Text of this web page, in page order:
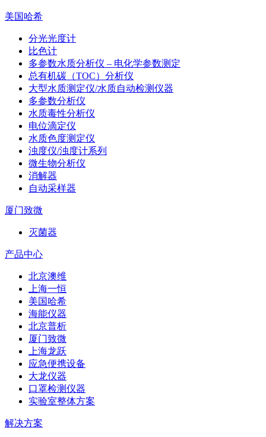
美国哈希
分光光度计
比色计
多参数水质分析仪 – 电化学参数测定
总有机碳（TOC）分析仪
大型水质测定仪/水质自动检测仪器
多参数分析仪
水质毒性分析仪
电位滴定仪
水质色度测定仪
浊度仪/浊度计系列
微生物分析仪
消解器
自动采样器
厦门致微
灭菌器
产品中心
北京澳维
上海一恒
美国哈希
海能仪器
北京普析
厦门致微
上海龙跃
应急便携设备
大龙仪器
口罩检测仪器
实验室整体方案
解决方案